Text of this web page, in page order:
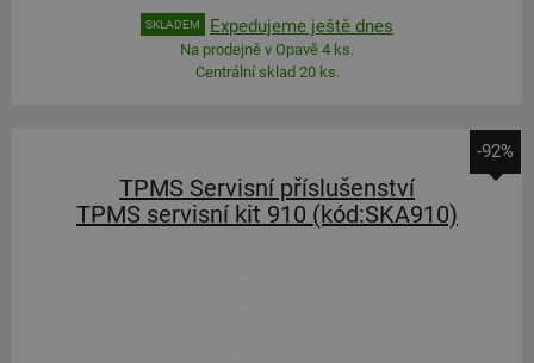
SKLADEM Expedujeme ještě dnes
Na prodejně v Opavě 4 ks.
Centrální sklad 20 ks.
-92%
TPMS Servisní příslušenství
TPMS servisní kit 910 (kód:SKA910)